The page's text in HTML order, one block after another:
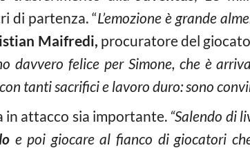
di partenza. “L’emozione è grande
Maifredi, procuratore del
davvero felice per Simone, che è
tanti sacrifici e lavoro duro: sono
attacco sia importante. “Salendo di
e poi giocare al fianco di giocatori